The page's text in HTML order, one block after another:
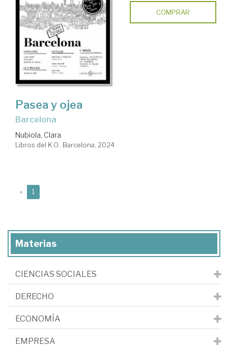
COMPRAR
Pasea y ojea
Barcelona
Nubiola, Clara
Libros del K.O.. Barcelona, 2024
« 1
Materias
CIENCIAS SOCIALES
DERECHO
ECONOMÍA
EMPRESA